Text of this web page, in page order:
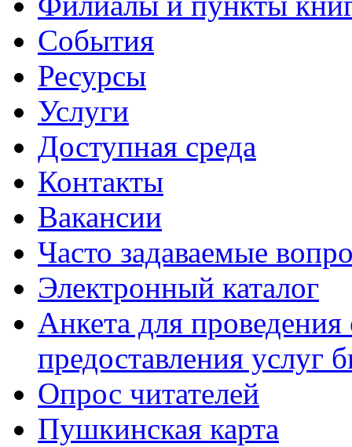
События
Ресурсы
Услуги
Доступная среда
Контакты
Вакансии
Часто задаваемые
Электронный каталог
Анкета для проведения
предоставления услуг
Опрос читателей
Пушкинская карта